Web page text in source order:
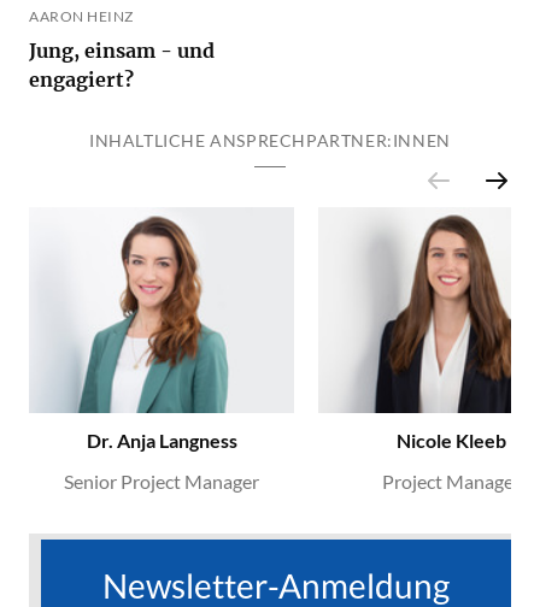
AARON HEINZ
Jung, einsam - und
engagiert?
INHALTLICHE ANSPRECHPARTNER:INNEN
Dr. Anja Langness
Senior Project Manager
Nicole Kleeb
Project Manager
Newsletter-Anmeldung